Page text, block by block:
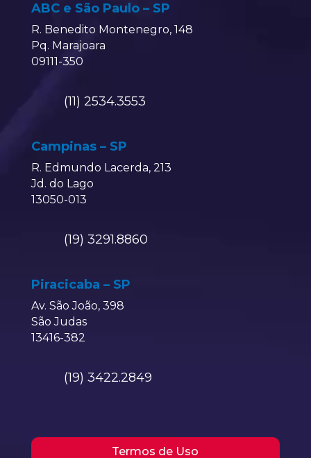
ABC e São Paulo – SP
R. Benedito Montenegro, 148
Pq. Marajoara
09111-350
(11) 2534.3553
Campinas – SP
R. Edmundo Lacerda, 213
Jd. do Lago
13050-013
(19) 3291.8860
Piracicaba – SP
Av. São João, 398
São Judas
13416-382
(19) 3422.2849
Termos de Uso